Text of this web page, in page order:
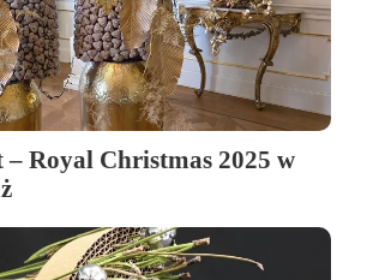
Royal Christmas 2025 w